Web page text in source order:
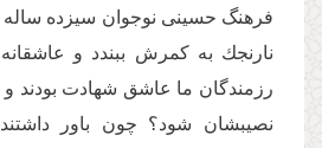
فرهنگ حسینی نوجوان سیزده ساله
نارنجك به كمرش ببندد و عاشقانه
رزمندگان ما عاشق شهادت بودند
نصیبشان شود؟ چون باور